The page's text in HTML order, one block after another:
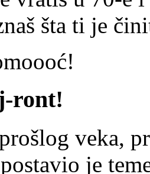
šta ti je
ront!
veka,
je